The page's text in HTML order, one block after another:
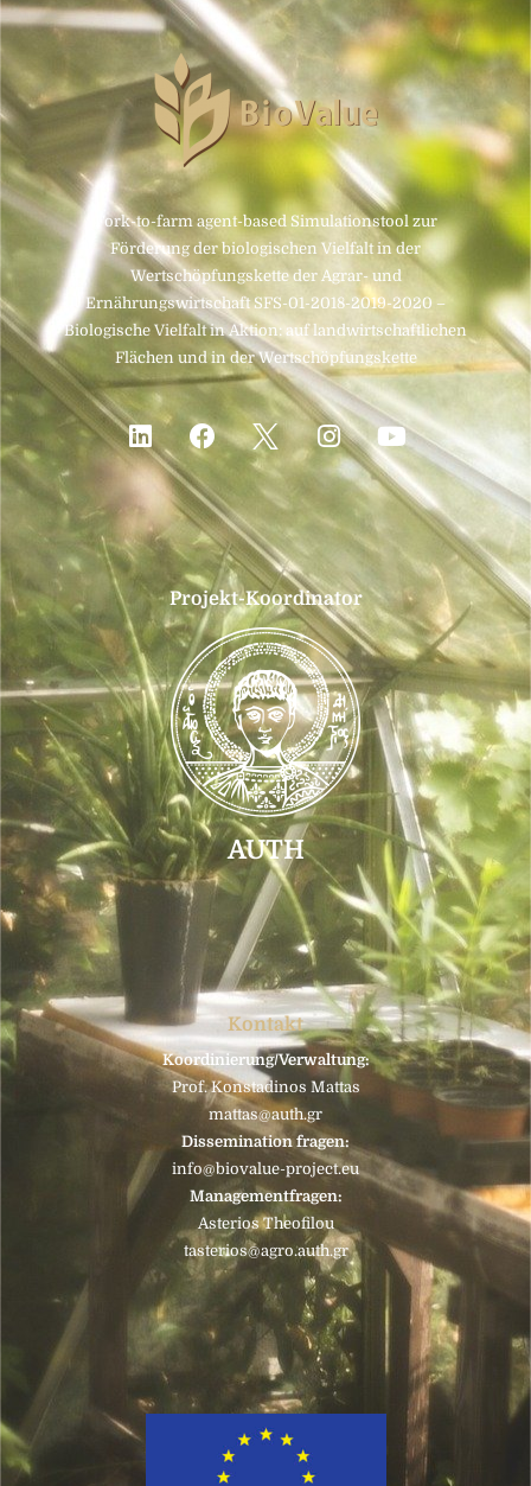
Fork-to-farm agent-based Simulationstool zur
Förderung der biologischen Vielfalt in der
Wertschöpfungskette der Agrar- und
Ernährungswirtschaft SFS-01-2018-2019-2020 –
Biologische Vielfalt in Aktion: auf landwirtschaftlichen
Flächen und in der Wertschöpfungskette
Projekt-Koordinator
AUTH
Kontakt
Koordinierung/Verwaltung:
Prof. Konstadinos Mattas
mattas@auth.gr
Dissemination fragen:
info@biovalue-project.eu
Managementfragen:
Asterios Theofilou
tasterios@agro.auth.gr
CHECK OUR FORUM
Let us know your thoughts in our community
Click here